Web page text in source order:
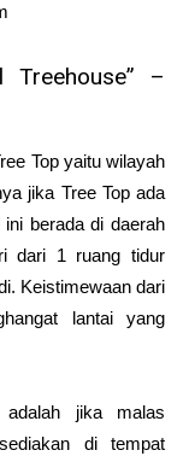
Treehouse” –
Top yaitu wilayah
jika Tree Top ada
berada di daerah
dari 1 ruang tidur
Keistimewaan dari
lantai yang
jika malas
di tempat